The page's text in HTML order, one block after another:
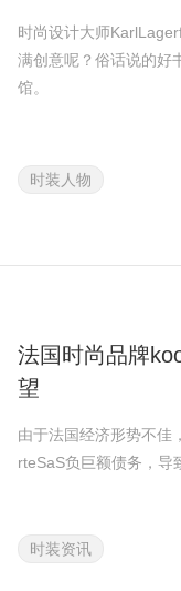
时尚设计大师
满创意呢？俗话说的好
馆。
时装人物
法国时尚品牌
望
由于法国经济形势不佳
rteSaS负巨额债务，导
时装资讯